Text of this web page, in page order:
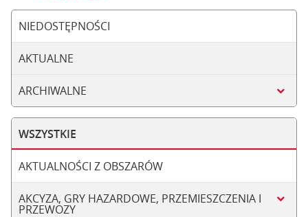
NIEDOSTĘPNOŚCI
AKTUALNE
ARCHIWALNE
WSZYSTKIE
AKTUALNOŚCI Z OBSZARÓW
AKCYZA, GRY HAZARDOWE, PRZEMIESZCZENIA I
PRZEWOZY